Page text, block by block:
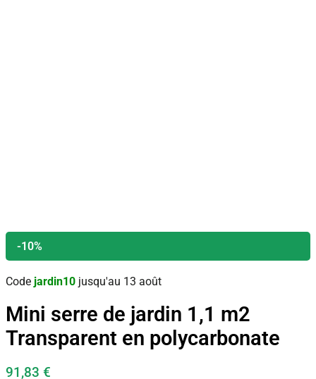
-10%
Code jardin10 jusqu'au 13 août
Mini serre de jardin 1,1 m2
Transparent en polycarbonate
91,83 €